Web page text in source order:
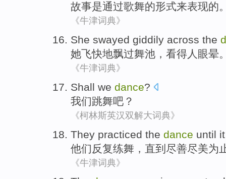
故事是通过歌舞的形式来表现的
《牛津词典》
She swayed giddily across the
她飞快地飘过舞池 ，看得人眼晕
《牛津词典》
Shall we dance?
我们跳舞吧？
《柯林斯英汉双解大词典》
They practiced the dance until
他们 反复练舞 ， 直到尽善尽美为
《牛津词典》